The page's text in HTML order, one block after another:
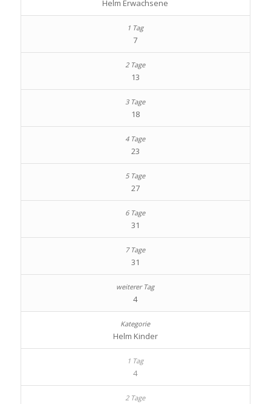
Helm Erwachsene
7
13
18
23
27
31
31
4
Helm Kinder
4